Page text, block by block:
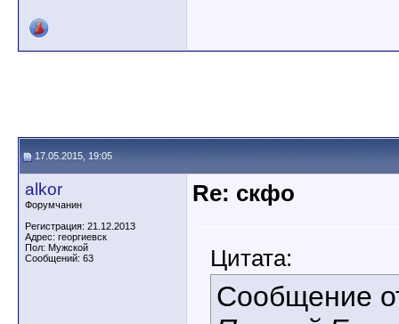
17.05.2015, 19:05
alkor
Форумчанин
Регистрация: 21.12.2013
Адрес: георгиевск
Пол: Мужской
Сообщений: 63
Re: скфо
Цитата:
Сообщение